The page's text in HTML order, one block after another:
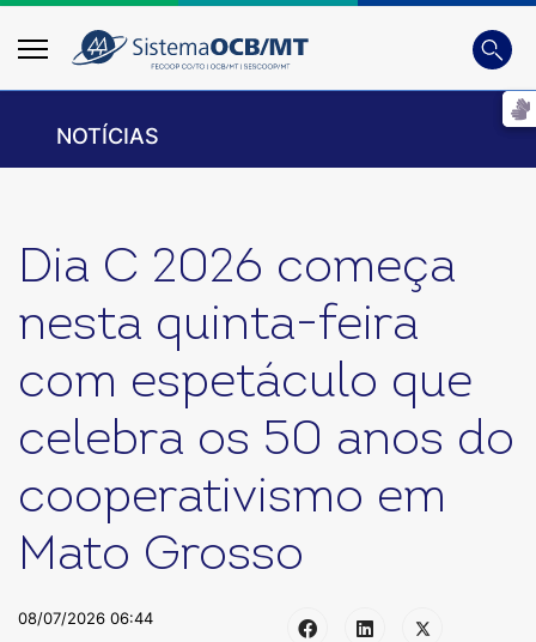
Busca
Digite
NOTÍCIAS
Dia C 2026 começa
nesta quinta-feira
com espetáculo que
celebra os 50 anos do
cooperativismo em
Mato Grosso
08/07/2026 06:44